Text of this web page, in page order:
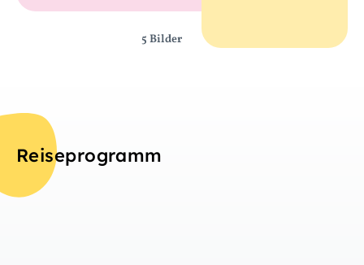
5 Bilder
Reiseprogramm